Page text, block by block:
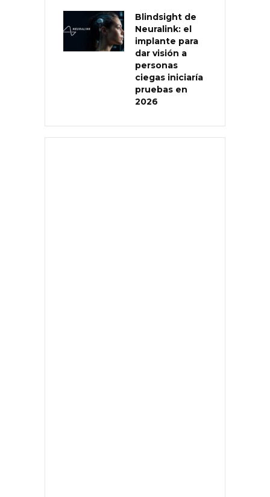
Blindsight de
Neuralink: el
implante para
dar visión a
personas
ciegas iniciaría
pruebas en
2026